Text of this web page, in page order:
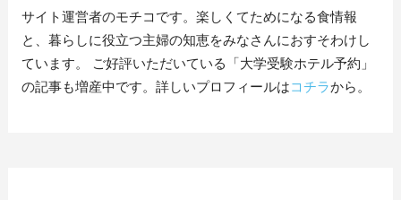
サイト運営者のモチコです。楽しくてためになる食情報
と、暮らしに役立つ主婦の知恵をみなさんにおすそわけし
ています。 ご好評いただいている「大学受験ホテル予約」
の記事も増産中です。詳しいプロフィールはコチラから。